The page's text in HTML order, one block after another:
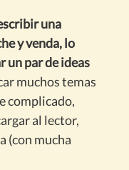
una
y venda, lo
un par de ideas
muchos temas
complicado,
al lector,
(con mucha